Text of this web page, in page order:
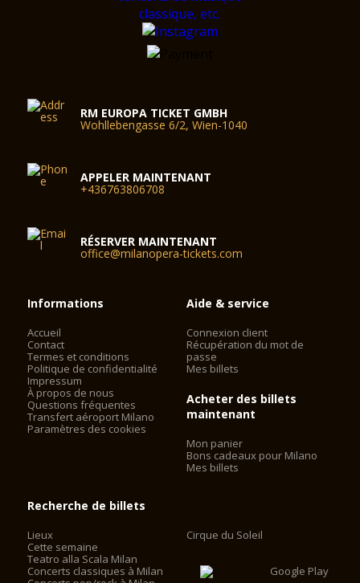
RM EUROPA TICKET GMBH
Wohllebengasse 6/2, Wien-1040
APPELER MAINTENANT
+436763806708
RÉSERVER MAINTENANT
office@milanopera-tickets.com
Informations
Accueil
Contact
Termes et conditions
Politique de confidentialité
Impressum
À propos de nous
Questions fréquentes
Transfert aéroport Milano
Paramètres des cookies
Aide & service
Connexion client
Récupération du mot de
passe
Mes billets
Acheter des billets
maintenant
Mon panier
Bons cadeaux pour Milano
Mes billets
Recherche de billets
Lieux
Cette semaine
Teatro alla Scala Milan
Concerts classiques à Milan
Cirque du Soleil